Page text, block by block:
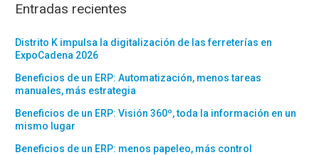
Entradas recientes
Distrito K impulsa la digitalización de las ferreterías en
ExpoCadena 2026
Beneficios de un ERP: Automatización, menos tareas
manuales, más estrategia
Beneficios de un ERP: Visión 360º, toda la información en un
mismo lugar
Beneficios de un ERP: menos papeleo, más control